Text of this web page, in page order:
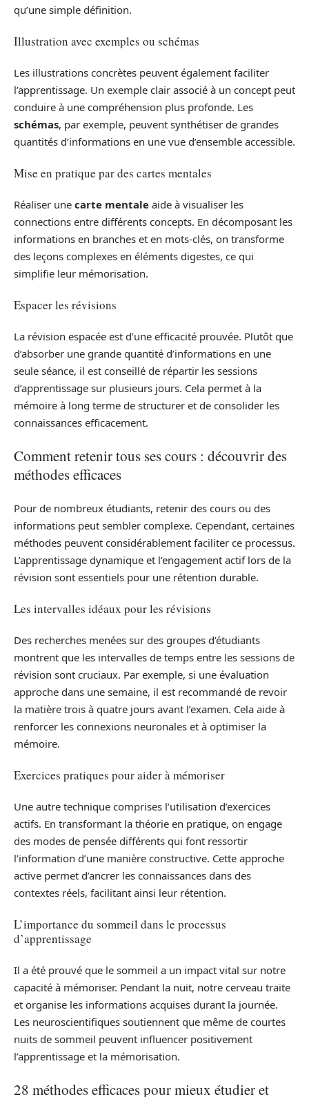
qu’une simple définition.
Illustration avec exemples ou schémas
Les illustrations concrètes peuvent également faciliter
l’apprentissage. Un exemple clair associé à un concept peut
conduire à une compréhension plus profonde. Les
schémas, par exemple, peuvent synthétiser de grandes
quantités d’informations en une vue d’ensemble accessible.
Mise en pratique par des cartes mentales
Réaliser une carte mentale aide à visualiser les
connections entre différents concepts. En décomposant les
informations en branches et en mots-clés, on transforme
des leçons complexes en éléments digestes, ce qui
simplifie leur mémorisation.
Espacer les révisions
La révision espacée est d’une efficacité prouvée. Plutôt que
d’absorber une grande quantité d’informations en une
seule séance, il est conseillé de répartir les sessions
d’apprentissage sur plusieurs jours. Cela permet à la
mémoire à long terme de structurer et de consolider les
connaissances efficacement.
Comment retenir tous ses cours : découvrir des
méthodes efficaces
Pour de nombreux étudiants, retenir des cours ou des
informations peut sembler complexe. Cependant, certaines
méthodes peuvent considérablement faciliter ce processus.
L’apprentissage dynamique et l’engagement actif lors de la
révision sont essentiels pour une rétention durable.
Les intervalles idéaux pour les révisions
Des recherches menées sur des groupes d’étudiants
montrent que les intervalles de temps entre les sessions de
révision sont cruciaux. Par exemple, si une évaluation
approche dans une semaine, il est recommandé de revoir
la matière trois à quatre jours avant l’examen. Cela aide à
renforcer les connexions neuronales et à optimiser la
mémoire.
Exercices pratiques pour aider à mémoriser
Une autre technique comprises l’utilisation d’exercices
actifs. En transformant la théorie en pratique, on engage
des modes de pensée différents qui font ressortir
l’information d’une manière constructive. Cette approche
active permet d’ancrer les connaissances dans des
contextes réels, facilitant ainsi leur rétention.
L’importance du sommeil dans le processus
d’apprentissage
Il a été prouvé que le sommeil a un impact vital sur notre
capacité à mémoriser. Pendant la nuit, notre cerveau traite
et organise les informations acquises durant la journée.
Les neuroscientifiques soutiennent que même de courtes
nuits de sommeil peuvent influencer positivement
l’apprentissage et la mémorisation.
28 méthodes efficaces pour mieux étudier et